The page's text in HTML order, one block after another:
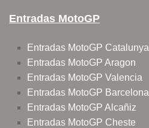
Entradas MotoGP
Entradas MotoGP Catalunya
Entradas MotoGP Aragon
Entradas MotoGP Valencia
Entradas MotoGP Barcelona
Entradas MotoGP Alcañiz
Entradas MotoGP Cheste